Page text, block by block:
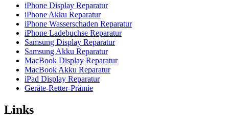
iPhone Display Reparatur
iPhone Akku Reparatur
iPhone Wasserschaden Reparatur
iPhone Ladebuchse Reparatur
Samsung Display Reparatur
Samsung Akku Reparatur
MacBook Display Reparatur
MacBook Akku Reparatur
iPad Display Reparatur
Geräte-Retter-Prämie
Links